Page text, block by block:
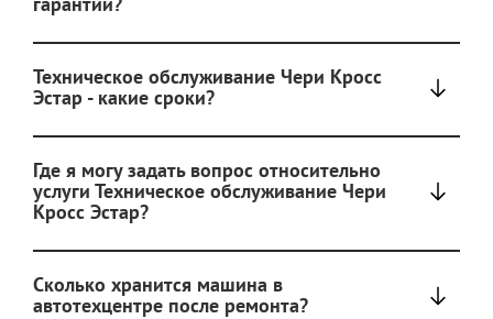
Техническое обслуживание Чери Кросс
Эстар - какие сроки?
Где я могу задать вопрос относительно
услуги Техническое обслуживание Чери
Кросс Эстар?
Сколько хранится машина в
автотехцентре после ремонта?